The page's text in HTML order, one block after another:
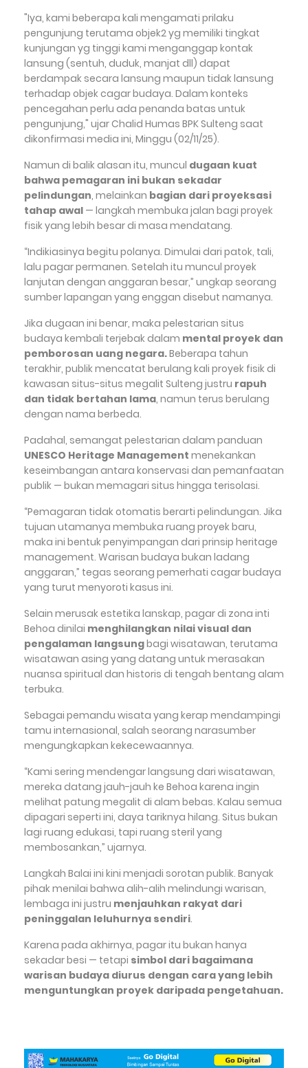
"Iya, kami beberapa kali mengamati prilaku
pengunjung terutama objek2 yg memiliki tingkat
kunjungan yg tinggi kami menganggap kontak
lansung (sentuh, duduk, manjat dll) dapat
berdampak secara lansung maupun tidak lansung
terhadap objek cagar budaya. Dalam konteks
pencegahan perlu ada penanda batas untuk
pengunjung," ujar Chalid Humas BPK Sulteng saat
dikonfirmasi media ini, Minggu (02/11/25).
Namun di balik alasan itu, muncul dugaan kuat
bahwa pemagaran ini bukan sekadar
pelindungan, melainkan bagian dari proyeksasi
tahap awal — langkah membuka jalan bagi proyek
fisik yang lebih besar di masa mendatang.
“Indikiasinya begitu polanya. Dimulai dari patok, tali,
lalu pagar permanen. Setelah itu muncul proyek
lanjutan dengan anggaran besar,” ungkap seorang
sumber lapangan yang enggan disebut namanya.
Jika dugaan ini benar, maka pelestarian situs
budaya kembali terjebak dalam mental proyek dan
pemborosan uang negara.Beberapa tahun
terakhir, publik mencatat berulang kali proyek fisik di
kawasan situs-situs megalit Sulteng justru rapuh
dan tidak bertahan lama, namun terus berulang
dengan nama berbeda.
Padahal, semangat pelestarian dalam panduan
UNESCO Heritage Management menekankan
keseimbangan antara konservasi dan pemanfaatan
publik — bukan memagari situs hingga terisolasi.
“Pemagaran tidak otomatis berarti pelindungan. Jika
tujuan utamanya membuka ruang proyek baru,
maka ini bentuk penyimpangan dari prinsip heritage
management. Warisan budaya bukan ladang
anggaran,” tegas seorang pemerhati cagar budaya
yang turut menyoroti kasus ini.
Selain merusak estetika lanskap, pagar di zona inti
Behoa dinilai menghilangkan nilai visual dan
pengalaman langsungbagi wisatawan, terutama
wisatawan asing yang datang untuk merasakan
nuansa spiritual dan historis di tengah bentang alam
terbuka.
Sebagai pemandu wisata yang kerap mendampingi
tamu internasional, salah seorang narasumber
mengungkapkan kekecewaannya.
“Kami sering mendengar langsung dari wisatawan,
mereka datang jauh-jauh ke Behoa karena ingin
melihat patung megalit di alam bebas. Kalau semua
dipagari seperti ini, daya tariknya hilang. Situs bukan
lagi ruang edukasi, tapi ruang steril yang
membosankan,” ujarnya.
Langkah Balai ini kini menjadi sorotan publik. Banyak
pihak menilai bahwa alih-alih melindungi warisan,
lembaga ini justru menjauhkan rakyat dari
peninggalan leluhurnya sendiri.
Karena pada akhirnya, pagar itu bukan hanya
sekadar besi — tetapi simbol dari bagaimana
warisan budaya diurus dengan cara yang lebih
menguntungkan proyek daripada pengetahuan.